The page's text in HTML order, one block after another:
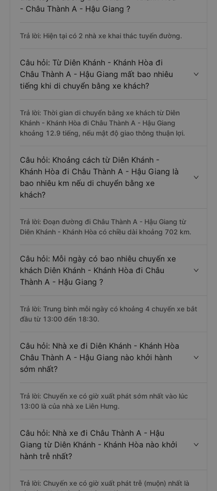
- Châu Thành A - Hậu Giang ?
Trả lời: Hiện tại có 2 nhà xe khai thác tuyến đường.
Câu hỏi: Từ Diên Khánh - Khánh Hòa đi
Châu Thành A - Hậu Giang mất bao nhiêu
tiếng khi di chuyển bằng xe khách?
Trả lời: Thời gian di chuyển bằng xe khách từ Diên
Khánh - Khánh Hòa đi Châu Thành A - Hậu Giang
khoảng 12.9 tiếng, nếu mật độ giao thông thuận lợi.
Câu hỏi: Khoảng cách từ Diên Khánh -
Khánh Hòa đi Châu Thành A - Hậu Giang là
bao nhiêu km nếu di chuyển bằng xe
khách?
Trả lời: Đoạn đường đi Châu Thành A - Hậu Giang từ
Diên Khánh - Khánh Hòa có chiều dài khoảng 702 km.
Câu hỏi: Mỗi ngày có bao nhiêu chuyến xe
khách Diên Khánh - Khánh Hòa đi Châu
Thành A - Hậu Giang ?
Trả lời: Trung bình mỗi ngày có khoảng 4 chuyến xe bắt
đầu từ 13:00 đến 18:30.
Câu hỏi: Nhà xe đi Diên Khánh - Khánh Hòa
Châu Thành A - Hậu Giang nào khởi hành
sớm nhất?
Trả lời: Chuyến xe có giờ xuất phát sớm nhất vào lúc
13:00 là của nhà xe Liên Hưng.
Câu hỏi: Nhà xe đi Châu Thành A - Hậu
Giang từ Diên Khánh - Khánh Hòa nào khởi
hành trễ nhất?
Trả lời: Chuyến xe có giờ xuất phát trễ (muộn) nhất là